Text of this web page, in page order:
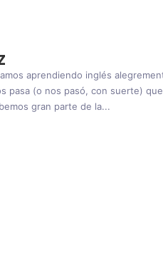
aprendiendo inglés
pasa (o nos pasó, con suerte)
gran parte de la...